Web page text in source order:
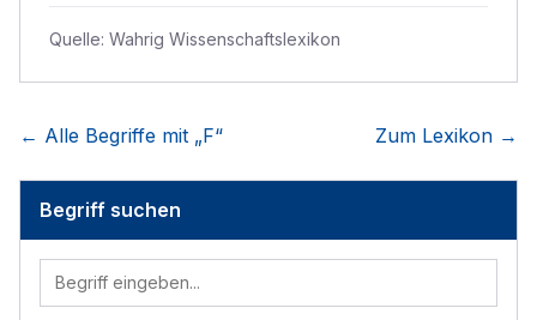
Quelle: Wahrig Wissenschaftslexikon
← Alle Begriffe mit „F“ Zum Lexikon →
Begriff suchen